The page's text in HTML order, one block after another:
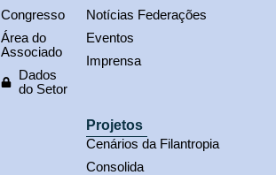
Congresso
Área do
Associado
Dados
do Setor
Notícias Federações
Eventos
Imprensa
Projetos
Cenários da Filantropia
Consolida